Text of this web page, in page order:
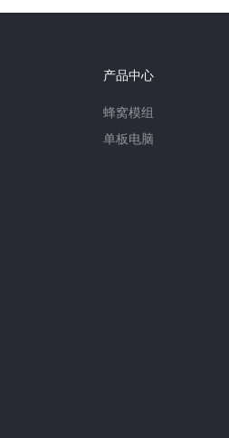
产品中心
蜂窝模组
单板电脑